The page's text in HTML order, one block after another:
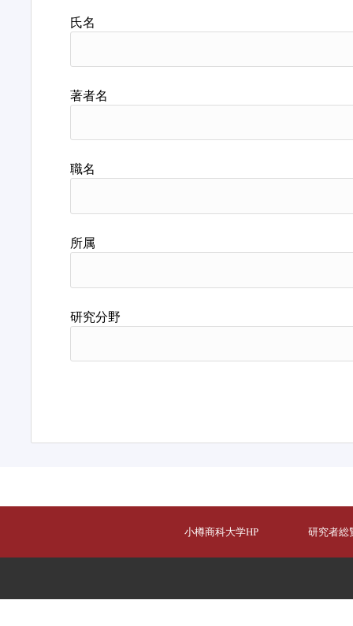
氏名
著者名
職名
所属
研究分野
小樽商科大学HP 研究者総